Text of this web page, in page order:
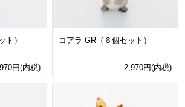
ト）
円(内税)
コアラ GR（６個セット）
2,970円(内税)